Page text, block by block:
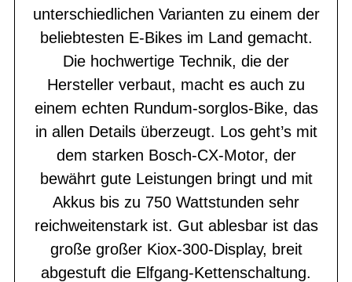
unterschiedlichen Varianten zu einem der
beliebtesten E-Bikes im Land gemacht.
Die hochwertige Technik, die der
Hersteller verbaut, macht es auch zu
einem echten Rundum-sorglos-Bike, das
in allen Details überzeugt. Los geht’s mit
dem starken Bosch-CX-Motor, der
bewährt gute Leistungen bringt und mit
Akkus bis zu 750 Wattstunden sehr
reichweitenstark ist. Gut ablesbar ist das
große großer Kiox-300-Display, breit
abgestuft die Elfgang-Kettenschaltung.